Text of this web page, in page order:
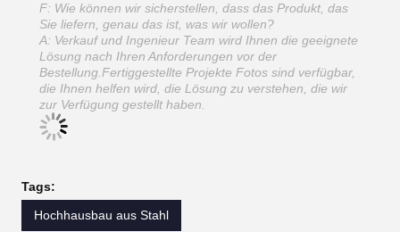
F: Wie können wir sicherstellen, dass das Produkt, das
Sie liefern, genau das ist, was wir wollen?
A: Verkauf und Ingenieur Team wird Ihnen die geeignete
Lösung nach Ihren Anforderungen vor der
Bestellung.Fertiggestellte Projekte Fotos sind verfügbar,
die Ihnen helfen wird, die Lösung zu verstehen, die wir
zur Verfügung gestellt haben.
Tags:
Hochhausbau aus Stahl